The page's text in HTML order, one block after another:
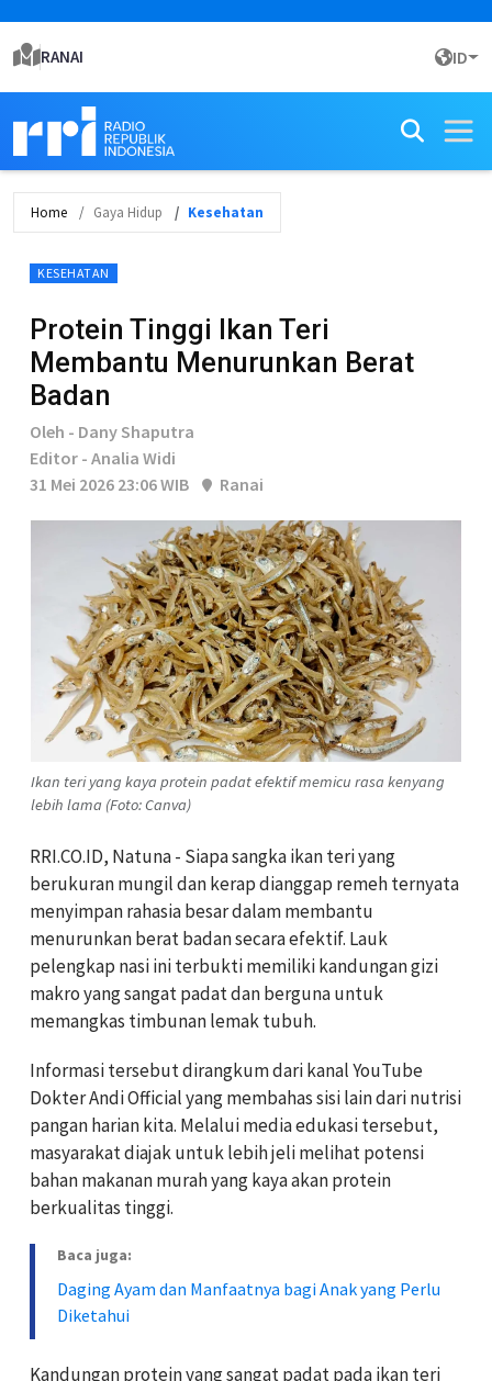
RANAI ID
Home Gaya Hidup Kesehatan
KESEHATAN
Protein Tinggi Ikan Teri
Membantu Menurunkan Berat
Badan
Oleh - Dany Shaputra
Editor - Analia Widi
31 Mei 2026 23:06 WIB
Ranai
Ikan teri yang kaya protein padat efektif memicu rasa kenyang
lebih lama (Foto: Canva)
RRI.CO.ID, Natuna - Siapa sangka ikan teri yang
berukuran mungil dan kerap dianggap remeh ternyata
menyimpan rahasia besar dalam membantu
menurunkan berat badan secara efektif. Lauk
pelengkap nasi ini terbukti memiliki kandungan gizi
makro yang sangat padat dan berguna untuk
memangkas timbunan lemak tubuh.
Informasi tersebut dirangkum dari kanal YouTube
Dokter Andi Official yang membahas sisi lain dari nutrisi
pangan harian kita. Melalui media edukasi tersebut,
masyarakat diajak untuk lebih jeli melihat potensi
bahan makanan murah yang kaya akan protein
berkualitas tinggi.
Baca juga:
Daging Ayam dan Manfaatnya bagi Anak yang Perlu
Diketahui
Kandungan protein yang sangat padat pada ikan teri